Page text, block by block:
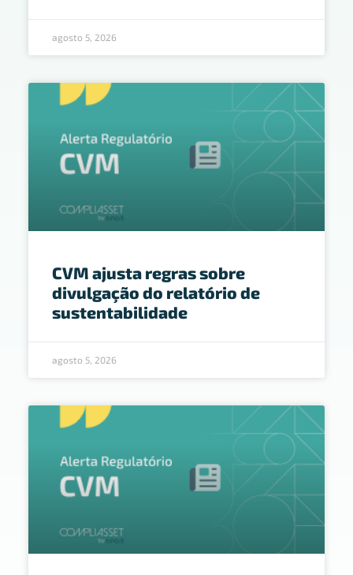
agosto 5, 2026
CVM ajusta regras sobre
divulgação do relatório de
sustentabilidade
agosto 5, 2026